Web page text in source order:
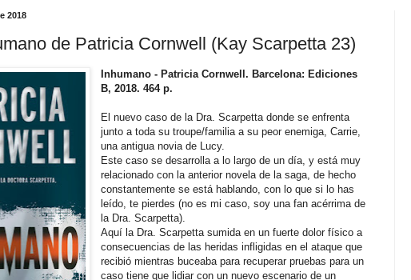
2018
de Patricia Cornwell (Kay Scarpetta 23)
Inhumano - Patricia Cornwell. Barcelona: Ediciones
B, 2018. 464 p.
El nuevo caso de la Dra. Scarpetta donde se enfrenta
junto a toda su troupe/familia a su peor enemiga, Carrie,
una antigua novia de Lucy.
Este caso se desarrolla a lo largo de un día, y está muy
relacionado con la anterior novela de la saga, de hecho
constantemente se está hablando, con lo que si lo has
leído, te pierdes (no es mi caso, soy una fan acérrima de
la Dra. Scarpetta).
Aquí la Dra. Scarpetta sumida en un fuerte dolor físico a
consecuencias de las heridas infligidas en el ataque que
recibió mientras buceaba para recuperar pruebas para un
caso tiene que lidiar con un nuevo escenario de un